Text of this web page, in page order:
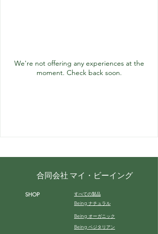
We're not offering any experiences at the
moment. Check back soon.
合同会社 マイ・ビーイング
SHOP すべての製品
Being ナチュラル
Being オーガニック
Being ベジタリアン